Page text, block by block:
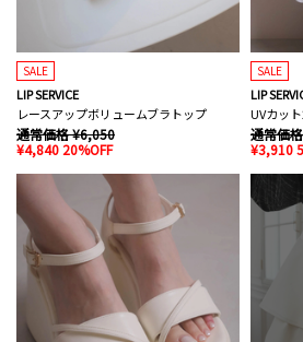
SALE
LIP SERVICE
レースアップボリュームブラトップ
通常価格 ¥6,050
¥4,840 20%OFF
SALE
LIP
UVカッ
通常価
¥3,910